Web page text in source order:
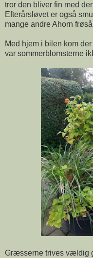
tror den bliver fin med
Efterårsløvet er også
mange andre Ahorn
Med hjem i bilen kom
var sommerblomsterne
Græsserne trives vældig